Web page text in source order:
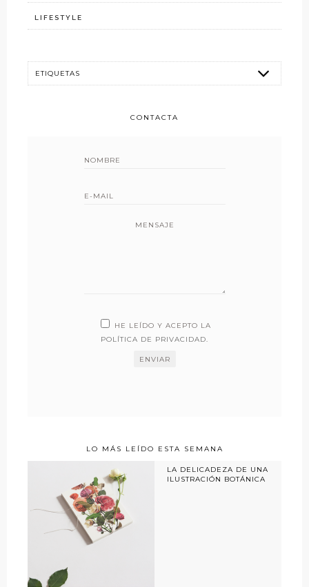
LIFESTYLE
CONTACTA
MENSAJE
HE LEÍDO Y ACEPTO LA
POLÍTICA DE PRIVACIDAD.
LO MÁS LEÍDO ESTA SEMANA
LA DELICADEZA DE UNA
ILUSTRACIÓN BOTÁNICA